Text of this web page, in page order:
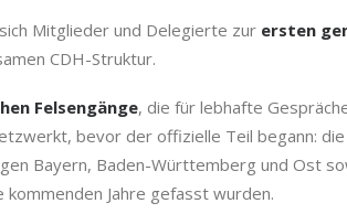
Mitglieder und Delegierte zur ersten
CDH-Struktur.
Felsengänge, die für lebhafte
bevor der offizielle Teil begann:
Bayern, Baden-Württemberg und Ost
Jahre gefasst wurden.